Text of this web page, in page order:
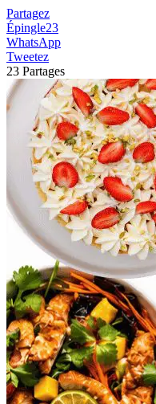
Partagez
Épingle23
WhatsApp
Tweetez
23 Partages